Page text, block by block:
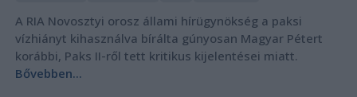
A RIA Novosztyi orosz állami hírügynökség a paksi
vízhiányt kihasználva bírálta gúnyosan Magyar Pétert
korábbi, Paks II-ről tett kritikus kijelentései miatt.
Bővebben...